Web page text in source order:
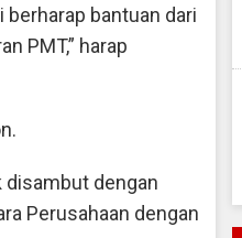
bantuan dari
PMT,” harap
disambut dengan
Perusahaan dengan